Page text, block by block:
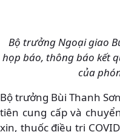
Bộ trưởng Ngoại giao
họp báo, thông báo kết
của
Bộ trưởng Bùi Thanh
tiên cung cấp và
xin, thuốc điều trị